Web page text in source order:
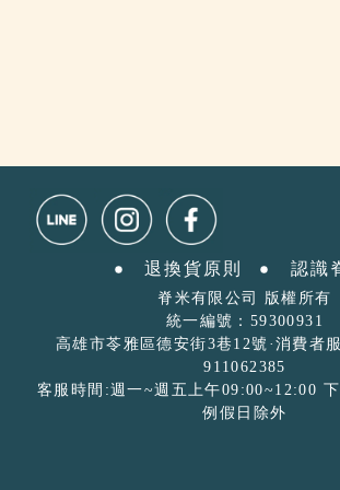
退換貨原則 認識脊
脊米有限公司 版權所有
統一編號：59300931
高雄市苓雅區德安街3巷12號·消費者
911062385
客服時間:週一~週五上午09:00~12:00
例假日除外